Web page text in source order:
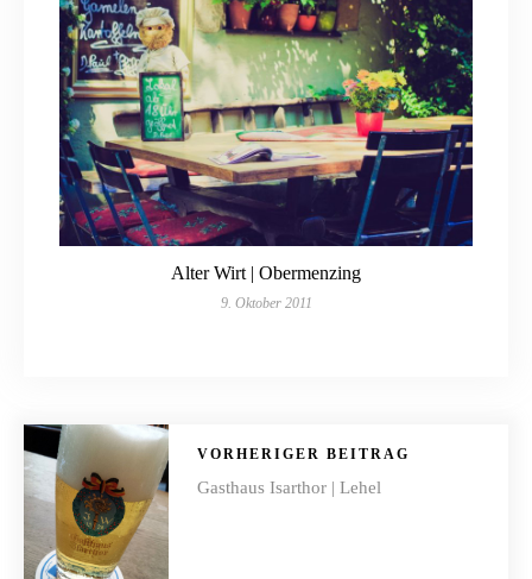
Alter Wirt | Obermenzing
9. Oktober 2011
VORHERIGER BEITRAG
Gasthaus Isarthor | Lehel